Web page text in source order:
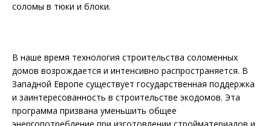
соломы в тюки и блоки.
В наше время технология строительства соломенных
домов возрождается и интенсивно распространяется. В
Западной Европе существует государственная поддержка
и заинтересованность в строительстве экодомов. Эта
программа призвана уменьшить общее